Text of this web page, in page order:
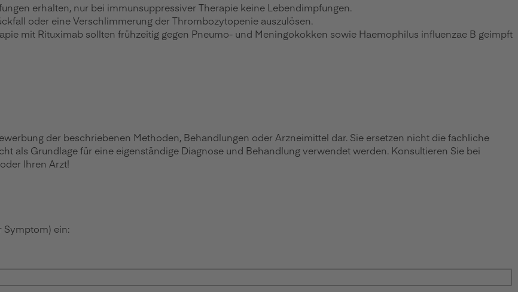
erhalten, nur bei immunsuppressiver Therapie keine Lebendimpfungen.
oder eine Verschlimmerung der Thrombozytopenie auszulösen.
mit Rituximab sollten frühzeitig gegen Pneumo- und Meningokokken sowie Haemophilus influenzae B geimpft
der beschriebenen Methoden, Behandlungen oder Arzneimittel dar. Sie ersetzen nicht die fachliche
als Grundlage für eine eigenständige Diagnose und Behandlung verwendet werden. Konsultieren Sie bei
Ihren Arzt!
Symptom) ein: